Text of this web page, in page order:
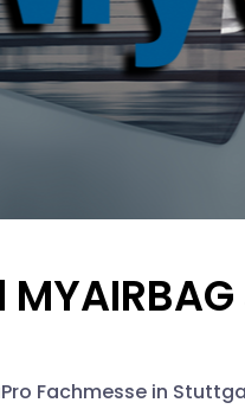
Fachmesse in